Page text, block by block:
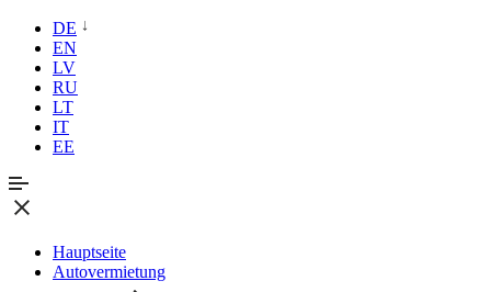
DE
EN
LV
RU
LT
IT
EE
Hauptseite
Autovermietung